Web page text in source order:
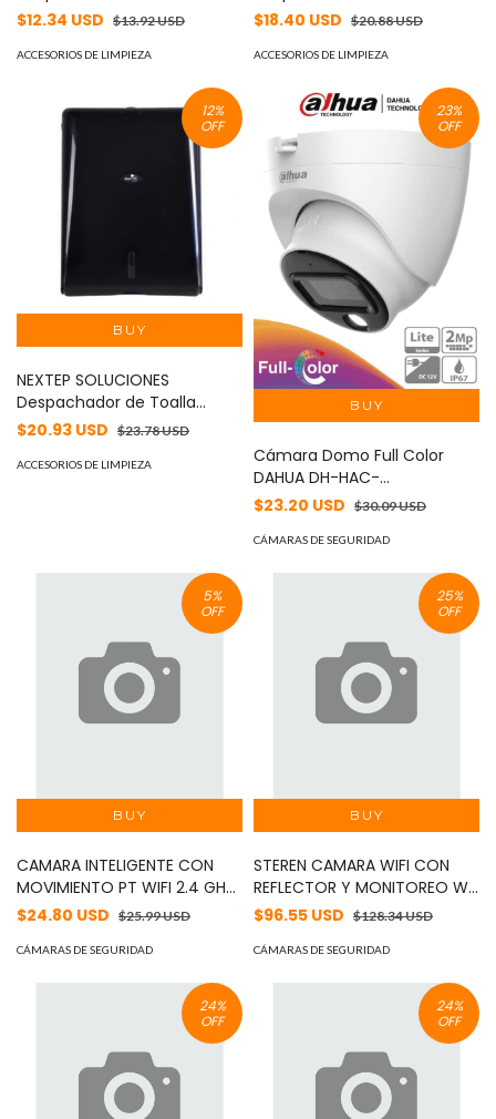
Interdoblada Sani TX 250
$12.34 USD $13.92 USD
ACCESORIOS DE LIMPIEZA
Líquido Sani TX Manual
$18.40 USD $20.88 USD
ACCESORIOS DE LIMPIEZA
12%
OFF
NEXTEP SOLUCIONES
Despachador de Toalla
Interdoblada Grande Sani TX
$20.93 USD $23.78 USD
ACCESORIOS DE LIMPIEZA
23%
OFF
Cámara Domo Full Color
DAHUA DH-HAC-
HDW1209TLQN-A-LED-
2.8mm y ángulo de 103° -
$23.20 USD $30.09 USD
CÁMARAS DE SEGURIDAD
5%
OFF
CAMARA INTELIGENTE CON
MOVIMIENTO PT WIFI 2.4 GHZ
DUOSMART E21 PARA INTERIOR
CON APP DUOSMART
128 GB (NO INCLUIDA) CON
$24.80 USD $25.99 USD
CÁMARAS DE SEGURIDAD
25%
OFF
STEREN CAMARA WIFI CON
REFLECTOR Y MONITOREO WE
MOD: CCTV-500
$96.55 USD $128.34 USD
CÁMARAS DE SEGURIDAD
24%
OFF
24%
OFF